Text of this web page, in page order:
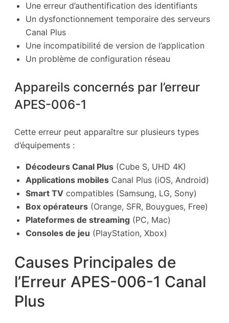
Une erreur d’authentification des identifiants
Un dysfonctionnement temporaire des serveurs
Canal Plus
Une incompatibilité de version de l’application
Un problème de configuration réseau
Appareils concernés par l’erreur
APES-006-1
Cette erreur peut apparaître sur plusieurs types
d’équipements :
Décodeurs Canal Plus (Cube S, UHD 4K)
Applications mobiles Canal Plus (iOS, Android)
Smart TV compatibles (Samsung, LG, Sony)
Box opérateurs (Orange, SFR, Bouygues, Free)
Plateformes de streaming (PC, Mac)
Consoles de jeu (PlayStation, Xbox)
Causes Principales de
l’Erreur APES-006-1 Canal
Plus